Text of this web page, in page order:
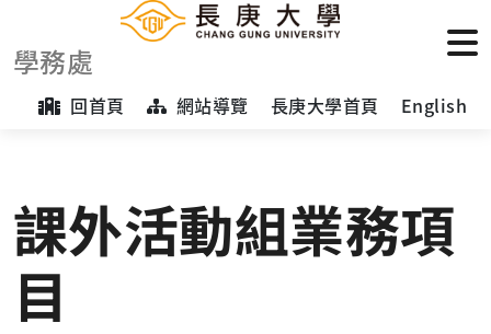
學務處
回首頁 網站導覽 長庚大學首頁 English
課外活動組業務項
目